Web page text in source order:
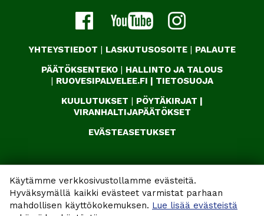
Käytämme verkkosivustollamme evästeitä.
Hyväksymällä kaikki evästeet varmistat parhaan
mahdollisen käyttökokemuksen. Lue lisää evästeistä
YHTEYSTIEDOT | LASKUTUSOSOITE | PALAUTE
PÄÄTÖKSENTEKO | HALLINTO JA TALOUS
| RUOVESIPALVELEE.FI | TIETOSUOJA
KUULUTUKSET | PÖYTÄKIRJAT |
VIRANHALTIJAPÄÄTÖKSET
EVÄSTEASETUKSET